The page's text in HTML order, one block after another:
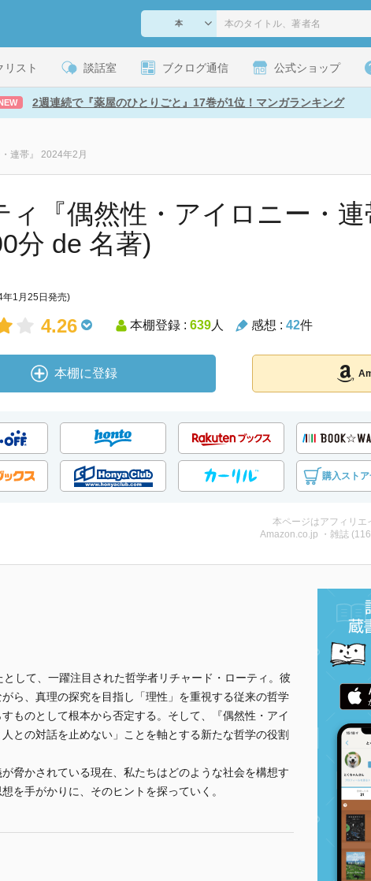
リスト 談話室 ブクログ通信 公式ショップ
2週連続で『薬屋のひとりごと』17巻が1位！マンガランキング
連帯』 2024年2月
ィ『偶然性・アイロニー・
分 de 名著)
年1月25日発売)
4.26 本棚登録 : 639人 感想 : 42件
本棚に登録
購入スト
本ページはアフィリエ
Amazon.co.jp ・雑誌
して、一躍注目された哲学者リチャード・ローティ。彼
ら、真理の探究を目指し「理性」を重視する従来の哲学
ものとして根本から否定する。そして、『偶然性・アイ
との対話を止めない」ことを軸とする新たな哲学の役割
脅かされている現在、私たちはどのような社会を構想す
を手がかりに、そのヒントを探っていく。